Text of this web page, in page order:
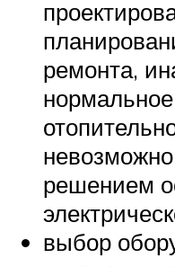
ремонта,
решением
выбор